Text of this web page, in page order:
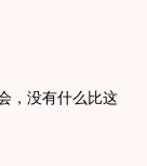
，没有什么比这